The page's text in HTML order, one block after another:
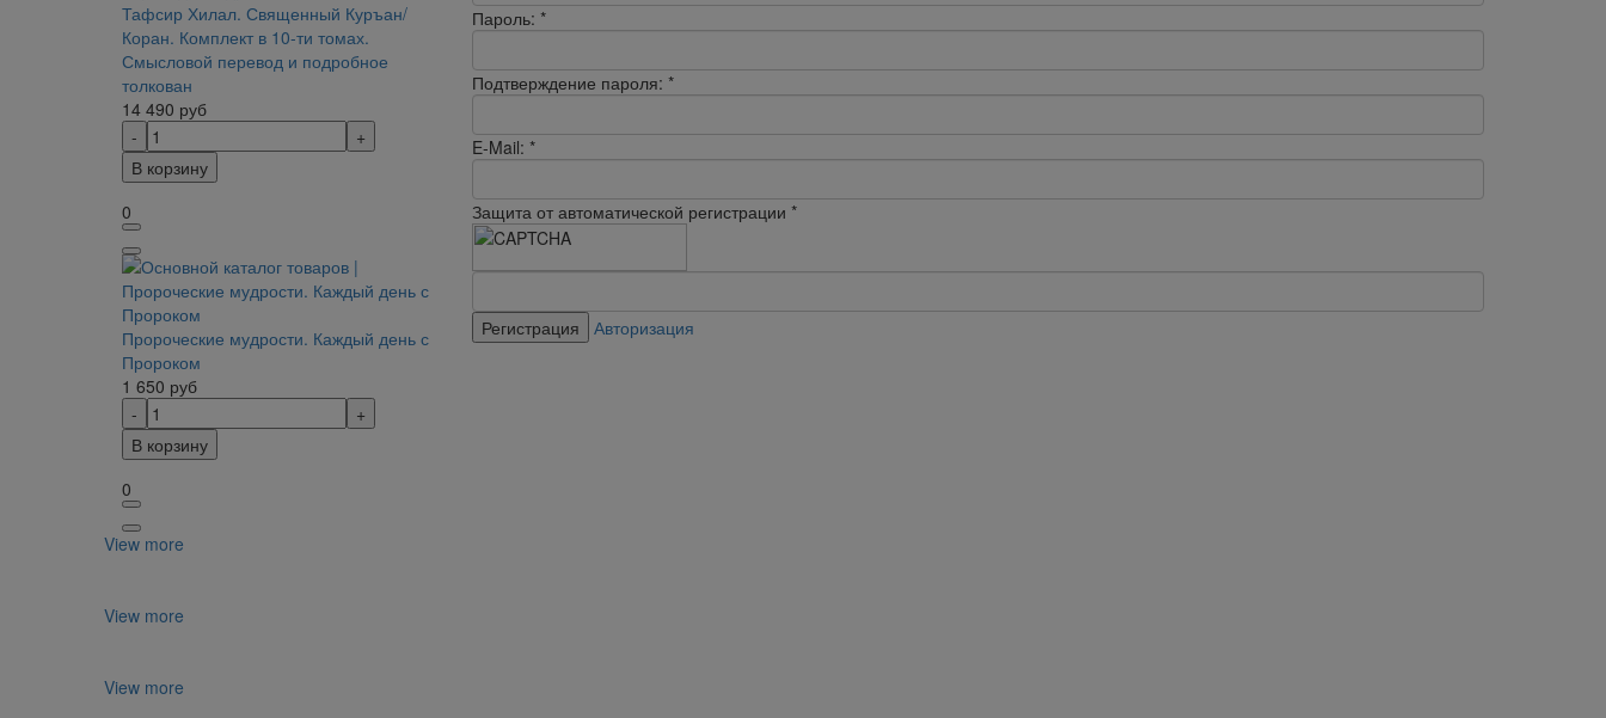
Тафсир Хилал. Священный Куръан/
Коран. Комплект в 10-ти томах.
Смысловой перевод и подробное
толкован
14 490 руб
В корзину
0
Пророческие мудрости. Каждый день с
Пророком
1 650 руб
В корзину
0
Пароль: *
Подтверждение пароля: *
E-Mail: *
Защита от автоматической регистрации *
Авторизация
View more
View more
View more